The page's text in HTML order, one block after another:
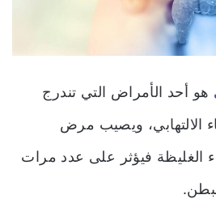
هو أحد الأمراض التي تندرج
ويصيب مرض
الغليظة فيؤثر على عدد مرات